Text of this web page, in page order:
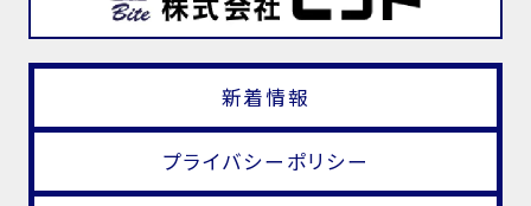
新着情報
プライバシーポリシー